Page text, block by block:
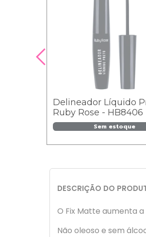
Delineador Líquido
Ruby Rose - HB8406
Sem estoque
DESCRIÇÃO DO
O Fix Matte aumenta
Não oleoso e sem